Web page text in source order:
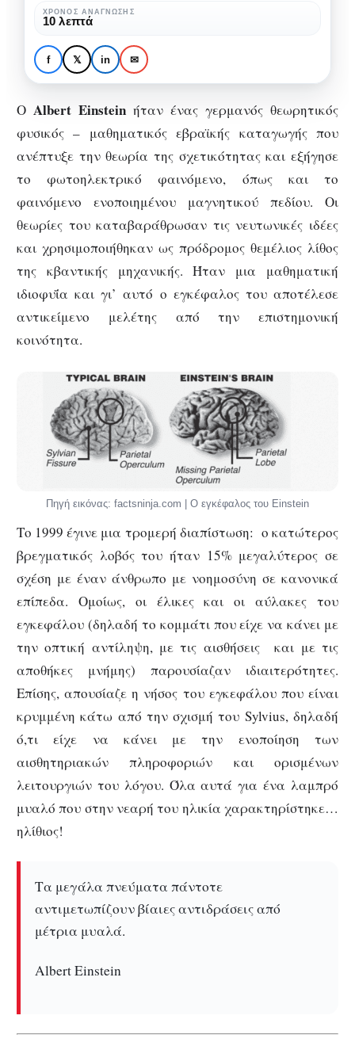
Albert Einstein: Η
μαθηματική ιδιοφυΐα που
κατέρριψε τις θεωρίες του
Νεύτωνα
ιδιοφυΐα
που
κατέρριψε
τις
του
Νεύτωνα
ΧΡΌΝΟΣ ΑΝΆΓΝΩΣΗΣ
10 λεπτά
f 𝕏 in ✉
Ο Albert Einstein ήταν ένας γερμανός θεωρητικός
φυσικός – μαθηματικός εβραϊκής καταγωγής που
ανέπτυξε την θεωρία της σχετικότητας και εξήγησε
το φωτοηλεκτρικό φαινόμενο, όπως και το
φαινόμενο ενοποιημένου μαγνητικού πεδίου. Οι
θεωρίες του καταβαράθρωσαν τις νευτωνικές ιδέες
και χρησιμοποιήθηκαν ως πρόδρομος θεμέλιος λίθος
της κβαντικής μηχανικής. Ήταν μια μαθηματική
ιδιοφυΐα και γι’ αυτό ο εγκέφαλος του αποτέλεσε
αντικείμενο μελέτης από την επιστημονική
κοινότητα.
Πηγή εικόνας: factsninja.com | Ο εγκέφαλος του Einstein
Το 1999 έγινε μια τρομερή διαπίστωση: ο κατώτερος
βρεγματικός λοβός του ήταν 15% μεγαλύτερος σε
σχέση με έναν άνθρωπο με νοημοσύνη σε κανονικά
επίπεδα. Ομοίως, οι έλικες και οι αύλακες του
εγκεφάλου (δηλαδή το κομμάτι που είχε να κάνει με
την οπτική αντίληψη, με τις αισθήσεις και με τις
αποθήκες μνήμης) παρουσίαζαν ιδιαιτερότητες.
Επίσης, απουσίαζε η νήσος του εγκεφάλου που είναι
κρυμμένη κάτω από την σχισμή του Sylvius, δηλαδή
ό,τι είχε να κάνει με την ενοποίηση των
αισθητηριακών πληροφοριών και ορισμένων
λειτουργιών του λόγου. Όλα αυτά για ένα λαμπρό
μυαλό που στην νεαρή του ηλικία χαρακτηρίστηκε…
ηλίθιος!
Τα μεγάλα πνεύματα πάντοτε
αντιμετωπίζουν βίαιες αντιδράσεις από
μέτρια μυαλά.
Albert Einstein